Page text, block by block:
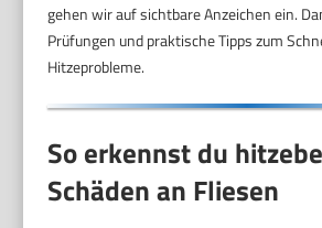
gehen wir auf sichtbare Anzeichen ein.
Prüfungen und praktische Tipps zum
Hitzeprobleme.
So erkennst du
Schäden an Fliesen